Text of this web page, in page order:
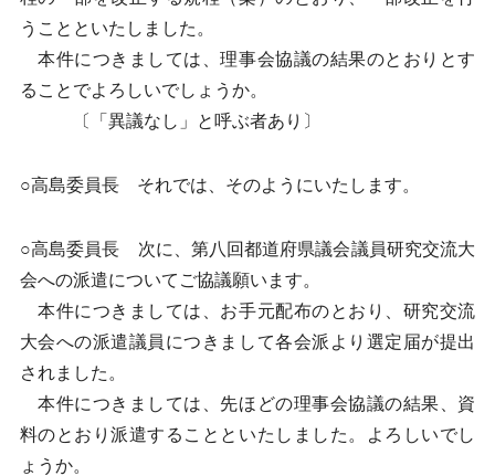
うことといたしました。
本件につきましては、理事会協議の結果のとおりとす
ることでよろしいでしょうか。
〔「異議なし」と呼ぶ者あり〕
○高島委員長 それでは、そのようにいたします。
○高島委員長 次に、第八回都道府県議会議員研究交流大
会への派遣についてご協議願います。
本件につきましては、お手元配布のとおり、研究交流
大会への派遣議員につきまして各会派より選定届が提出
されました。
本件につきましては、先ほどの理事会協議の結果、資
料のとおり派遣することといたしました。よろしいでし
ょうか。